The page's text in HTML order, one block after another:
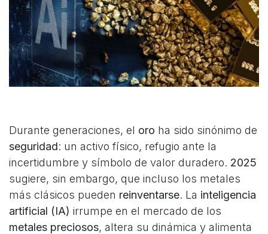
Durante generaciones, el oro ha sido sinónimo de
seguridad: un activo físico, refugio ante la
incertidumbre y símbolo de valor duradero. 2025
sugiere, sin embargo, que incluso los metales
más clásicos pueden reinventarse. La inteligencia
artificial (IA) irrumpe en el mercado de los
metales preciosos, altera su dinámica y alimenta